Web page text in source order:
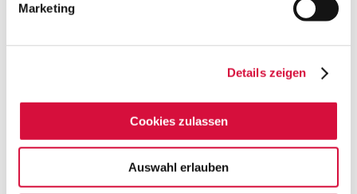
Marketing
Details zeigen
Cookies zulassen
Auswahl erlauben
Einschulung